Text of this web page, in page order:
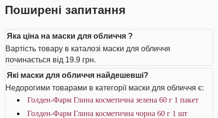
Поширені запитання
Яка ціна на маски для обличчя ?
Вартість товару в каталозі маски для обличчя
починається від 19.9 грн.
Які маски для обличчя найдешевші?
Недорогими товарами в категорії маски для обличчя є:
Голден-Фарм Глина косметична зелена 60 г 1 пакет
Голден-Фарм Глина косметична чорна 60 г 1 шт